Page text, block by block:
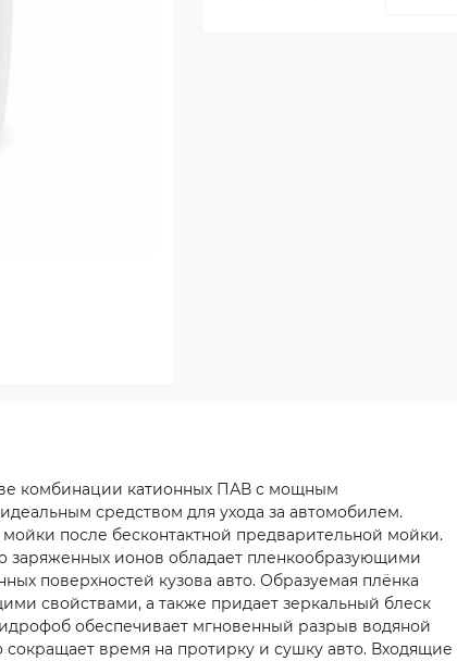
комбинации катионных ПАВ с мощным
средством для ухода за автомобилем.
после бесконтактной предварительной мойки.
ионов обладает пленкообразующими
поверхностей кузова авто. Образуемая плёнка
свойствами, а также придает зеркальный блеск
обеспечивает мгновенный разрыв водяной
время на протирку и сушку авто. Входящие